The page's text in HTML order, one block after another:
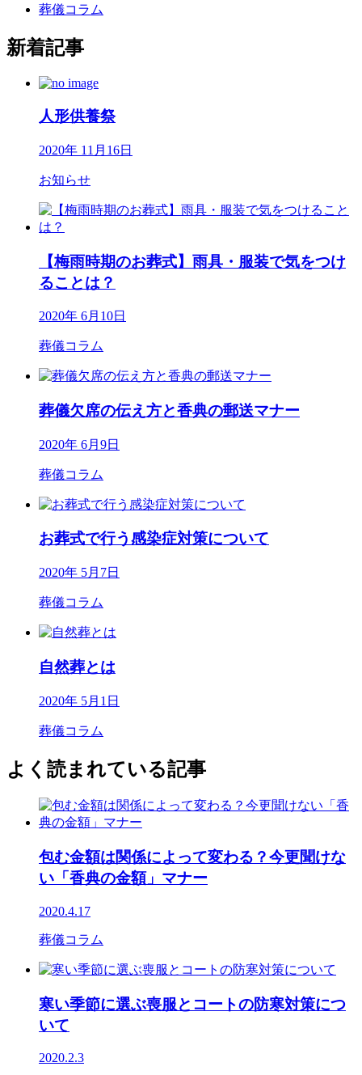
葬儀コラム
新着記事
人形供養祭
2020年 11月16日
お知らせ
【梅雨時期のお葬式】雨具・服装で気をつけ
ることは？
2020年 6月10日
葬儀コラム
葬儀欠席の伝え方と香典の郵送マナー
2020年 6月9日
葬儀コラム
お葬式で行う感染症対策について
2020年 5月7日
葬儀コラム
自然葬とは
2020年 5月1日
葬儀コラム
よく読まれている記事
包む金額は関係によって変わる？今更聞けな
い「香典の金額」マナー
2020.4.17
葬儀コラム
寒い季節に選ぶ喪服とコートの防寒対策につ
いて
2020.2.3